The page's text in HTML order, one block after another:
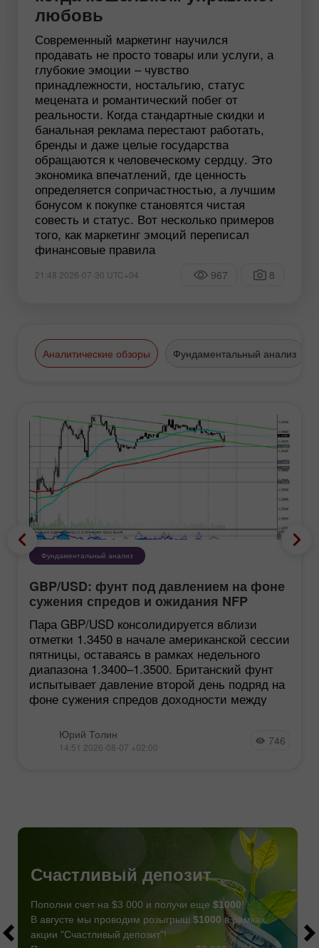
любовь
Современный маркетинг научился
продавать не просто товары или услуги, а
глубокие эмоции – чувство
принадлежности, ностальгию, статус
мецената и романтический побег от
реальности. Когда стандартные скидки и
банальная реклама перестают работать,
бренды и даже целые государства
обращаются к человеческому сердцу. Это
экономика впечатлений, где ценность
определяется сопричастностью, а лучшим
бонусом к покупке становятся чистая
совесть и статус. Вот несколько примеров
того, как маркетинг эмоций переписал
финансовые правила
21:48 2026-07-30 UTC+04 967 8
Аналитические обзоры Фундаментальный анализ
Фундаментальный анализ
GBP/USD: фунт под давлением на фоне
сужения спредов и ожидания NFP
Пара GBP/USD консолидируется вблизи
отметки 1.3450 в начале американской сессии
пятницы, оставаясь в рамках недельного
диапазона 1.3400–1.3500. Британский фунт
испытывает давление второй день подряд на
фоне сужения спредов доходности между
Юрий Толин
14:51 2026-08-07 +02:00 746
Счастливый депозит
Пополни счет на $3 000 и получи еще $1000!
В августе мы проводим розыгрыш $1000 в рамках
акции "Счастливый депозит"!